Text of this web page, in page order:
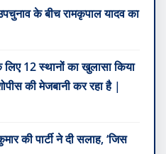
के बीच रामकृपाल यादव का
12 स्थानों का खुलासा किया
की मेजबानी कर रहा है |
की पार्टी ने दी सलाह, ‘जिस